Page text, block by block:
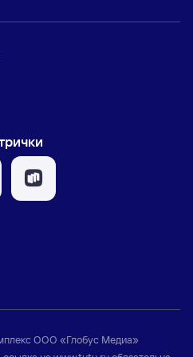
ООО «Глобус Медиа»